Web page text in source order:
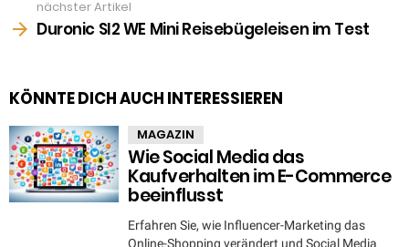
nächster Artikel
Duronic SI2 WE Mini Reisebügeleisen im Test
KÖNNTE DICH AUCH INTERESSIEREN
MAGAZIN
Wie Social Media das
Kaufverhalten im E-Commerce
beeinflusst
Erfahren Sie, wie Influencer-Marketing das
Online-Shopping verändert und Social Media